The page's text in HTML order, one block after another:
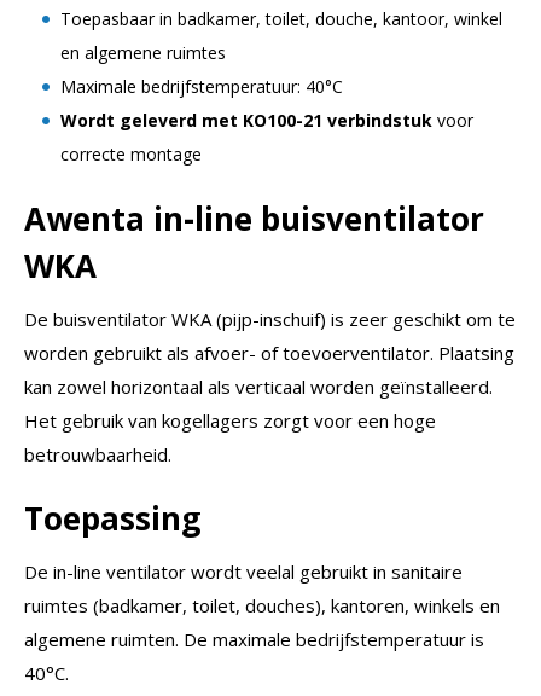
Toepasbaar in badkamer, toilet, douche, kantoor, winkel
en algemene ruimtes
Maximale bedrijfstemperatuur: 40°C
Wordt geleverd met KO100-21 verbindstuk voor
correcte montage
Awenta in-line buisventilator
WKA
De buisventilator WKA (pijp-inschuif) is zeer geschikt om te
worden gebruikt als afvoer- of toevoerventilator. Plaatsing
kan zowel horizontaal als verticaal worden geïnstalleerd.
Het gebruik van kogellagers zorgt voor een hoge
betrouwbaarheid.
Toepassing
De in-line ventilator wordt veelal gebruikt in sanitaire
ruimtes (badkamer, toilet, douches), kantoren, winkels en
algemene ruimten. De maximale bedrijfstemperatuur is
40°C.